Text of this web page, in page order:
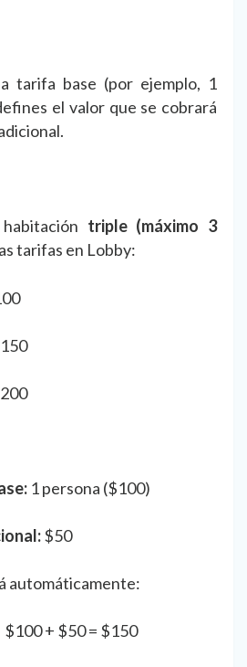
tarifa base (por ejemplo, 1
el valor que se cobrará
triple (máximo 3
tarifas en Lobby:
1 persona ($100)
$50
automáticamente:
+ $50 = $150